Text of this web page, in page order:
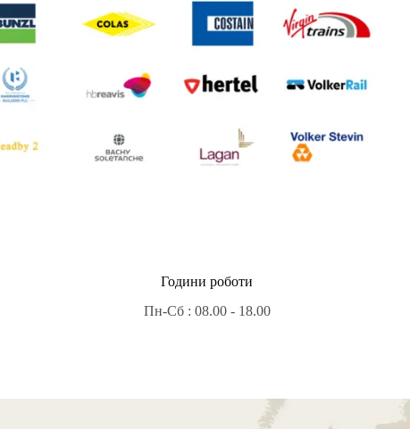
Години роботи
Пн-Сб : 08.00 - 18.00